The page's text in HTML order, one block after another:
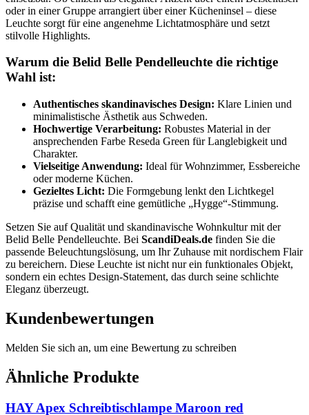
oder in einer Gruppe arrangiert über einer Kücheninsel – diese
Leuchte sorgt für eine angenehme Lichtatmosphäre und setzt
stilvolle Highlights.
Warum die Belid Belle Pendelleuchte die richtige
Wahl ist:
Authentisches skandinavisches Design: Klare Linien und
minimalistische Ästhetik aus Schweden.
Hochwertige Verarbeitung: Robustes Material in der
ansprechenden Farbe Reseda Green für Langlebigkeit und
Charakter.
Vielseitige Anwendung: Ideal für Wohnzimmer, Essbereiche
oder moderne Küchen.
Gezieltes Licht: Die Formgebung lenkt den Lichtkegel
präzise und schafft eine gemütliche „Hygge“-Stimmung.
Setzen Sie auf Qualität und skandinavische Wohnkultur mit der
Belid Belle Pendelleuchte. Bei ScandiDeals.de finden Sie die
passende Beleuchtungslösung, um Ihr Zuhause mit nordischem Flair
zu bereichern. Diese Leuchte ist nicht nur ein funktionales Objekt,
sondern ein echtes Design-Statement, das durch seine schlichte
Eleganz überzeugt.
Kundenbewertungen
Melden Sie sich an, um eine Bewertung zu schreiben
Ähnliche Produkte
HAY Apex Schreibtischlampe Maroon red